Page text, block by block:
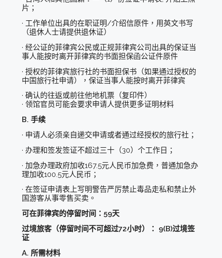
片；
· 工作单位出具的在职证明/介绍信原件，用英文书写
（退休人士请提供退休证）
· 经公证的菲律宾公民或正规菲律宾公司出具的保证当
事人能按时离开菲律宾的书面担保函公证件原件
· 授权的菲律宾旅行社的书面担保书（如果通过授权的
中国旅行社申请），保证当事人能按时离开菲律宾
· 确认的往返或前往他地机票（复印件）
· 领馆官员可能会要求申请人提供更多证明材料
B. 手续
· 申请人必须亲自递交申请或者通过经授权的旅行社；
· 办理和签发签证不超过三十（30）个工作日；
· 加急办理政府加收167.5元人民币加急费，普通加急办
理加收100.5元人民币；
· 在签证申请表上写明警告严厉禁止毒品走私和禁止外
国游客从事零售买卖。
可在菲律宾的停留时间：59天
过境旅客（停留时间不可超过72小时）： 9(B)过境签
证
A. 所需材料